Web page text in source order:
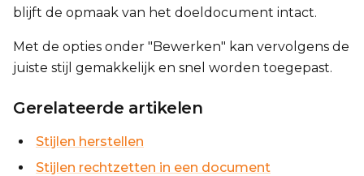
blijft de opmaak van het doeldocument intact.
Met de opties onder "Bewerken" kan vervolgens de
juiste stijl gemakkelijk en snel worden toegepast.
Gerelateerde artikelen
Stijlen herstellen
Stijlen rechtzetten in een document